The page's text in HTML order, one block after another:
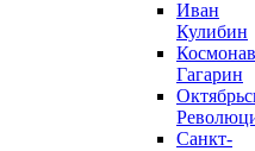
Иван
Кулибин
Гагарин
Санкт-